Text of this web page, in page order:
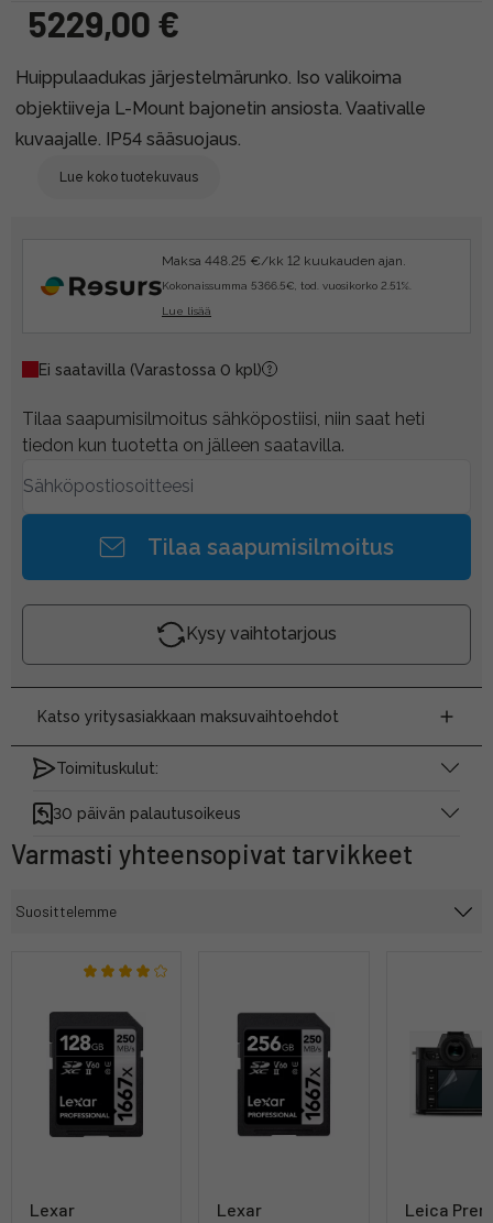
5229,00 €
Huippulaadukas järjestelmärunko. Iso valikoima
objektiiveja L-Mount bajonetin ansiosta. Vaativalle
kuvaajalle. IP54 sääsuojaus.
Lue koko tuotekuvaus
Maksa 448.25 €/kk 12 kuukauden ajan.
Kokonaissumma 5366.5€, tod. vuosikorko 2.51%.
Lue lisää
Ei saatavilla (Varastossa 0 kpl)
Tilaa saapumisilmoitus sähköpostiisi, niin saat heti
tiedon kun tuotetta on jälleen saatavilla.
Tilaa saapumisilmoitus
Kysy vaihtotarjous
Katso yritysasiakkaan maksuvaihtoehdot
Toimituskulut:
30 päivän palautusoikeus
Varmasti yhteensopivat tarvikkeet
Lexar
Lexar
Leica